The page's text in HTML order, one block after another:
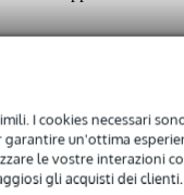
I cookies necessari
un'ottima
le vostre interazioni
gli acquisti dei clienti.